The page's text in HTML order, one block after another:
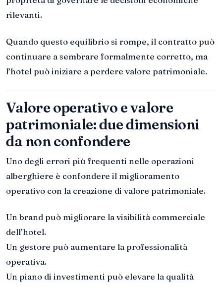
rilevanti.
Quando questo equilibrio si rompe, il contratto può
continuare a sembrare formalmente corretto, ma
l’hotel può iniziare a perdere valore patrimoniale.
Valore operativo e valore
patrimoniale: due dimensioni
da non confondere
Uno degli errori più frequenti nelle operazioni
alberghiere è confondere il miglioramento
operativo con la creazione di valore patrimoniale.
Un brand può migliorare la visibilità commerciale
dell’hotel.
Un gestore può aumentare la professionalità
operativa.
Un piano di investimenti può elevare la qualità